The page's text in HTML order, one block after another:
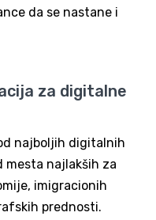
da se nastane i
za digitalne
najboljih digitalnih
mesta najlakših za
imigracionih
prednosti.